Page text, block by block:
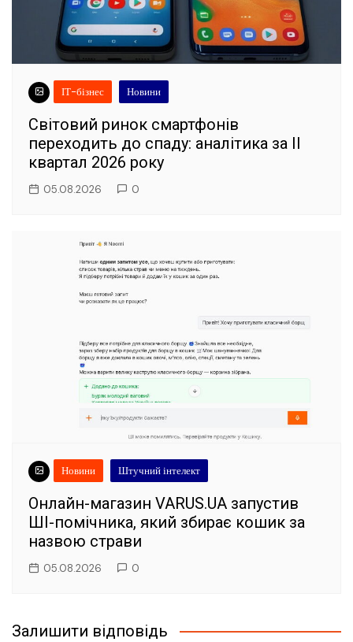
ІТ-бізнес Новини
Світовий ринок смартфонів
переходить до спаду: аналітика за II
квартал 2026 року
05.08.2026 0
Новини Штучний інтелект
Онлайн-магазин VARUS.UA запустив
ШІ-помічника, який збирає кошик за
назвою страви
05.08.2026 0
Залишити відповідь